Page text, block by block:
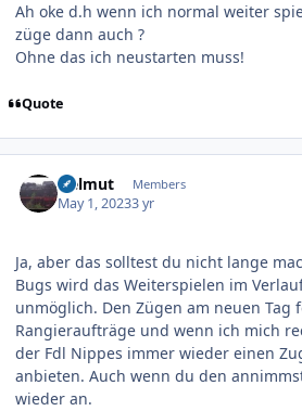
Ah oke d.h wenn ich normal weiter
züge dann auch ?
Ohne das ich neustarten muss!
Quote
Helmut Members
May 1, 20233 yr
Ja, aber das solltest du nicht lange
Bugs wird das Weiterspielen im
unmöglich. Den Zügen am neuen Tag
Rangieraufträge und wenn ich mich
der Fdl Nippes immer wieder einen
anbieten. Auch wenn du den
wieder an.